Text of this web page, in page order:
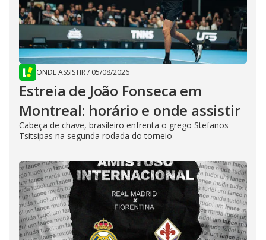
ONDE ASSISTIR/ 05/08/2026
Estreia de João Fonseca em
Montreal: horário e onde assistir
Cabeça de chave, brasileiro enfrenta o grego Stefanos
Tsitsipas na segunda rodada do torneio